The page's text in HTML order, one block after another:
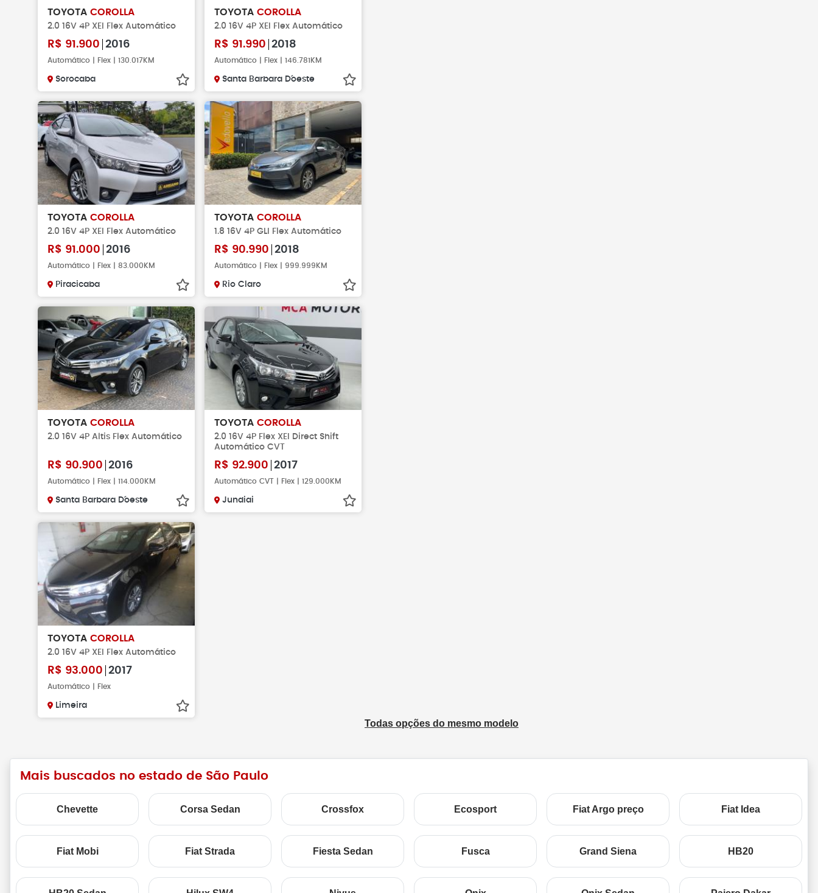
TOYOTA COROLLA
2.0 16V 4P XEI Flex Automático
R$ 91.900 2016
Automático | Flex | 130.017KM
Sorocaba
TOYOTA COROLLA
2.0 16V 4P XEI Flex Automático
R$ 91.990 2018
Automático | Flex | 146.781KM
Santa Barbara D´oeste
TOYOTA COROLLA
2.0 16V 4P XEI Flex Automático
R$ 91.000 2016
Automático | Flex | 83.000KM
Piracicaba
TOYOTA COROLLA
1.8 16V 4P GLI Flex Automático
R$ 90.990 2018
Automático | Flex | 999.999KM
Rio Claro
TOYOTA COROLLA
2.0 16V 4P Altis Flex Automático
R$ 90.900 2016
Automático | Flex | 114.000KM
Santa Barbara D´oeste
TOYOTA COROLLA
2.0 16V 4P Flex XEI Direct Shift
Automático CVT
R$ 92.900 2017
Automático CVT | Flex | 129.000KM
Jundiai
TOYOTA COROLLA
2.0 16V 4P XEI Flex Automático
R$ 93.000 2017
Automático | Flex
Limeira
Todas opções do mesmo modelo
Mais buscados no estado de São Paulo
Chevette Corsa Sedan Crossfox Ecosport Fiat Argo preço Fiat Idea
Fiat Mobi Fiat Strada Fiesta Sedan Fusca Grand Siena HB20